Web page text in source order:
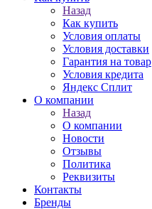
Назад
Как купить
Условия оплаты
Условия доставки
Гарантия на товар
Условия кредита
Яндекс Сплит
О компании
Назад
О компании
Новости
Отзывы
Политика
Реквизиты
Контакты
Бренды